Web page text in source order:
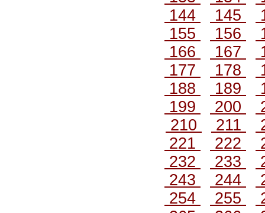
144
145
155
156
166
167
177
178
188
189
199
200
210
211
221
222
232
233
243
244
254
255